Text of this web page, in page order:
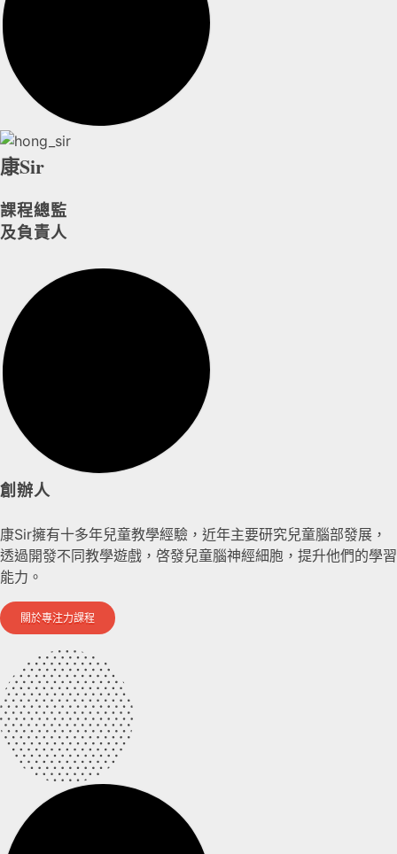
康Sir
課程總監
及負責人
創辦人
康Sir擁有十多年兒童教學經驗，近年主要研究兒童腦部發展，
透過開發不同教學遊戲，啓發兒童腦神經細胞，提升他們的學習
能力。
關於專注力課程